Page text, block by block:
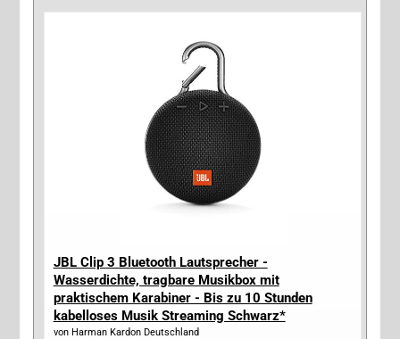
JBL Clip 3 Bluetooth Lautsprecher -
Wasserdichte, tragbare Musikbox mit
praktischem Karabiner - Bis zu 10 Stunden
kabelloses Musik Streaming Schwarz*
von Harman Kardon Deutschland